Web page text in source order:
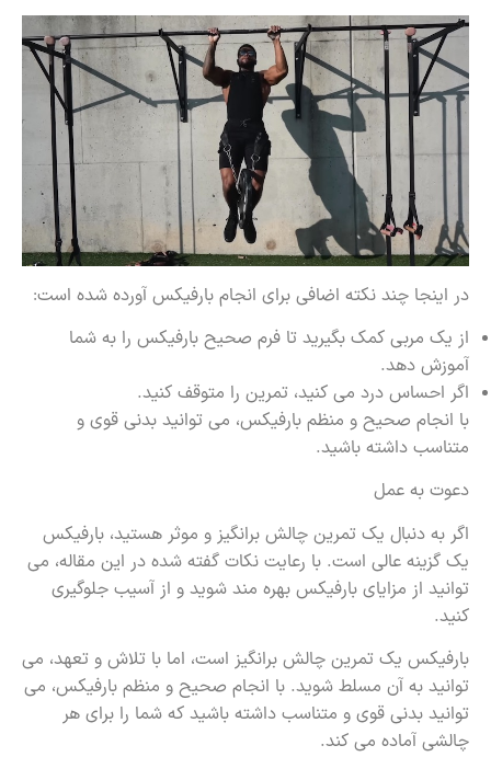
در اینجا چند نکته اضافی برای انجام بارفیکس آورده شده است:
از یک مربی کمک بگیرید تا فرم صحیح بارفیکس را به شما
آموزش دهد.
اگر احساس درد می کنید، تمرین را متوقف کنید.
با انجام صحیح و منظم بارفیکس، می توانید بدنی قوی و
متناسب داشته باشید.
دعوت به عمل
اگر به دنبال یک تمرین چالش برانگیز و موثر هستید، بارفیکس
یک گزینه عالی است. با رعایت نکات گفته شده در این مقاله، می
توانید از مزایای بارفیکس بهره مند شوید و از آسیب جلوگیری
کنید.
بارفیکس یک تمرین چالش برانگیز است، اما با تلاش و تعهد، می
توانید به آن مسلط شوید. با انجام صحیح و منظم بارفیکس، می
توانید بدنی قوی و متناسب داشته باشید که شما را برای هر
چالشی آماده می کند.